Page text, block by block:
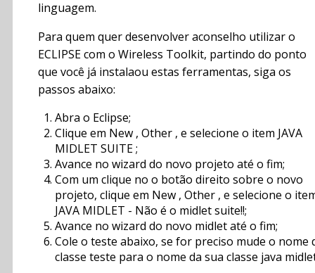
linguagem.
Para quem quer desenvolver aconselho utilizar o
ECLIPSE com o Wireless Toolkit, partindo do ponto
que você já instalaou estas ferramentas, siga os
passos abaixo:
Abra o Eclipse;
Clique em New , Other , e selecione o item JAVA
MIDLET SUITE ;
Avance no wizard do novo projeto até o fim;
Com um clique no o botão direito sobre o novo
projeto, clique em New , Other , e selecione o
JAVA MIDLET - Não é o midlet suite!!;
Avance no wizard do novo midlet até o fim;
Cole o teste abaixo, se for preciso mude o nome
classe teste para o nome da sua classe java